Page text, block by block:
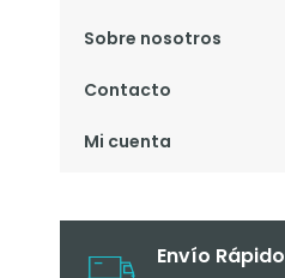
Sobre nosotros
Contacto
Mi cuenta
Envío Rápido